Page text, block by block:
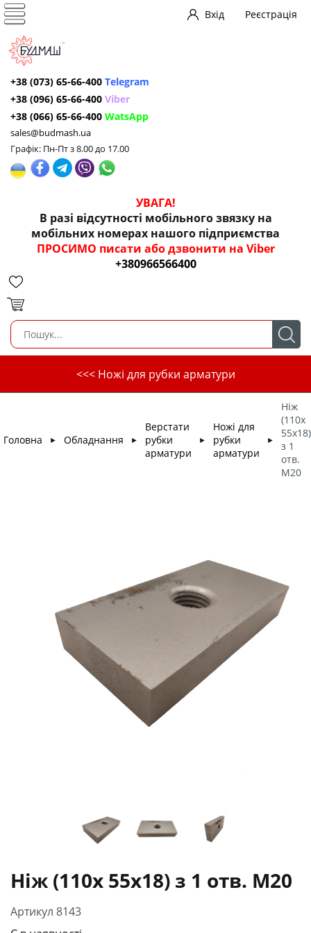
Вхід Реєстрація
+38 (073) 65-66-400 Telegram
+38 (096) 65-66-400 Viber
+38 (066) 65-66-400 WatsApp
sales@budmash.ua
Графік: Пн-Пт з 8.00 до 17.00
УВАГА!
В разі відсутності мобільного звязку на
мобільних номерах нашого підприємства
ПРОСИМО писати або дзвонити на Viber
+380966566400
<<< Ножі для рубки арматури
Головна ► Обладнання ►
Верстати
рубки
арматури
►
Ножі для
рубки
арматури
►
Ніж
(110х
55х18)
з 1
отв.
М20
Ніж (110х 55х18) з 1 отв. М20
Артикул 8143